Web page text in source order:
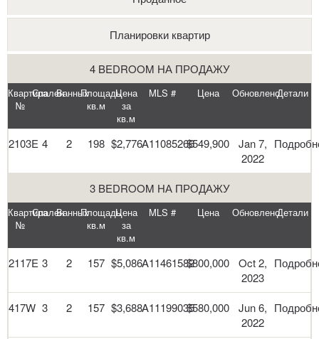
Планировки квартир
4 BEDROOM НА ПРОДАЖУ
Квартира
№
СпаленВанныхПлощадь
кв.м
Цена
за
кв.м
MLS # Цена ОбновленоДетали
2103E 4 2 198 $2,776A11085266$549,900
Jan 7,
2022
3 BEDROOM НА ПРОДАЖУ
Квартира
№
СпаленВанныхПлощадь
кв.м
Цена
за
кв.м
MLS # Цена ОбновленоДетали
2117E 3 2 157 $5,086A11461582$800,000
Oct 2,
2023
417W 3 2 157 $3,688A11199035$580,000
Jun 6,
2022